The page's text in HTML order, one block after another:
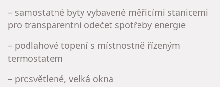
– samostatné byty vybavené měřicími stanicemi
pro transparentní odečet spotřeby energie
– podlahové topení s místnostně řízeným
termostatem
– prosvětlené, velká okna